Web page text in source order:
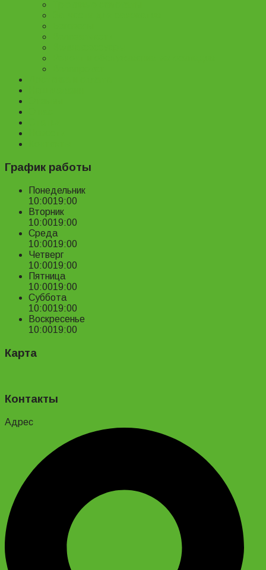
График работы
Понедельник
10:0019:00
Вторник
10:0019:00
Среда
10:0019:00
Четверг
10:0019:00
Пятница
10:0019:00
Суббота
10:0019:00
Воскресенье
10:0019:00
Карта
Контакты
Адрес